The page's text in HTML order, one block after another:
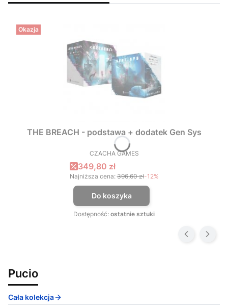
Okazja
THE BREACH - podstawa + dodatek Gen Sys
PRODUCENT
CZACHA GAMES
Cena promocyjna
349,80 zł
Najniższa cena: 396,60 zł-12%
Do koszyka
Dostępność: ostatnie sztuki
Pucio
Cała kolekcja